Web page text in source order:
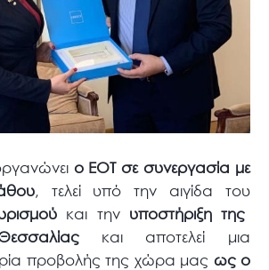
ο ΕΟΤ σε συνεργασία με
, τελεί υπό την αιγίδα του
και τηνυποστήριξη της
και αποτελεί μια
προβολής της χώρα μας ως ο